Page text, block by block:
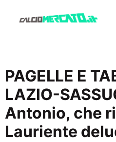
PAGELLE E
LAZIO-
Antonio, che
Lauriente